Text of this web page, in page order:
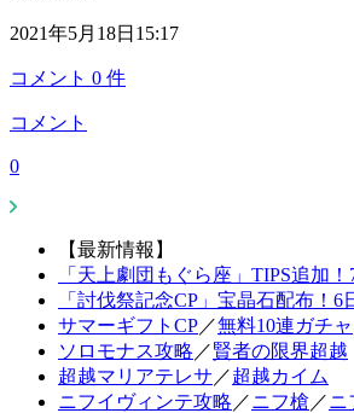
2021年5月18日15:17
コメント 0 件
コメント
0
【最新情報】
「天上劇団もぐら座」TIPS追加
「討伐祭記念CP」宝晶石配布！6
サマーギフトCP／無料10連ガチャ
ソロモナス攻略 ／賢者の限界超越
超越マリアテレサ ／超越カイム
ニフイヴィンテ攻略 ／ニフ槍 ／ニ